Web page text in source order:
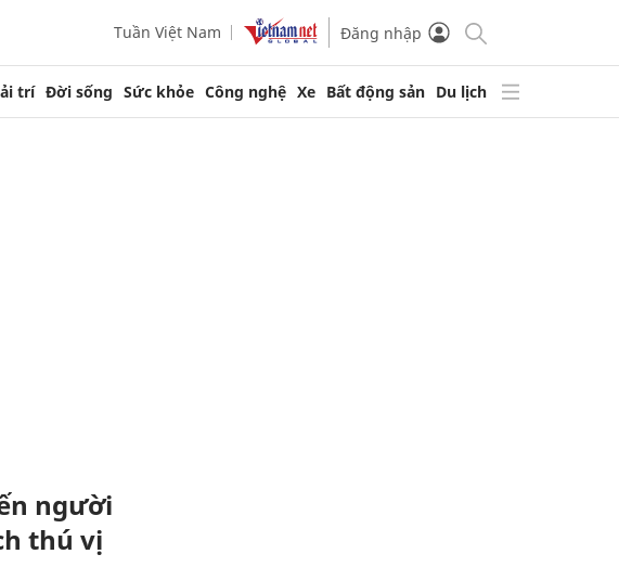
Tuần Việt Nam Đăng nhập
trí Đời sống Sức khỏe Công nghệ Xe Bất động sản Du lịch
người
thú vị